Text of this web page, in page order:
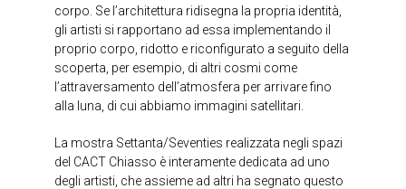
corpo. Se l’architettura ridisegna la propria identità,
gli artisti si rapportano ad essa implementando il
proprio corpo, ridotto e riconfigurato a seguito della
scoperta, per esempio, di altri cosmi come
l’attraversamento dell’atmosfera per arrivare fino
alla luna, di cui abbiamo immagini satellitari.
La mostra Settanta/Seventies realizzata negli spazi
del CACT Chiasso è interamente dedicata ad uno
degli artisti, che assieme ad altri ha segnato questo